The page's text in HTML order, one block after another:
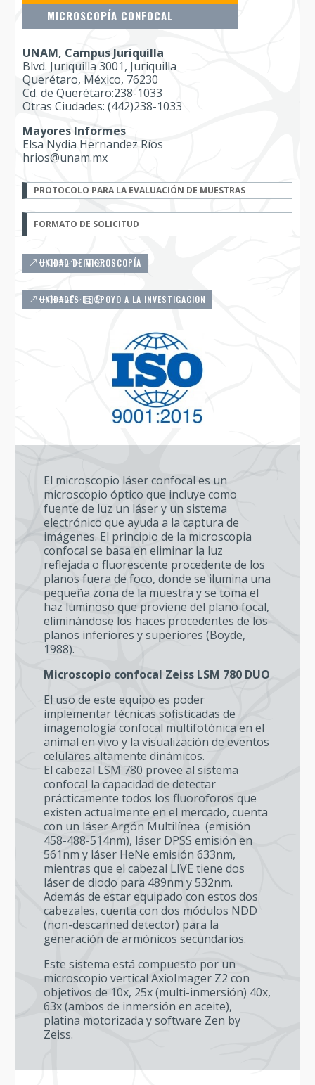
MICROSCOPÍA CONFOCAL
UNAM, Campus Juriquilla
Blvd. Juriquilla 3001, Juriquilla
Querétaro, México, 76230
Cd. de Querétaro:238-1033
Otras Ciudades: (442)238-1033
Mayores Informes
Elsa Nydia Hernandez Ríos
hrios@unam.mx
PROTOCOLO PARA LA EVALUACIÓN DE MUESTRAS
FORMATO DE SOLICITUD
UNIDAD DE MICROSCOPÍA
UNIDADES DE APOYO A LA INVESTIGACION
El microscopio láser confocal es un
microscopio óptico que incluye como
fuente de luz un láser y un sistema
electrónico que ayuda a la captura de
imágenes. El principio de la microscopia
confocal se basa en eliminar la luz
reflejada o fluorescente procedente de los
planos fuera de foco, donde se ilumina una
pequeña zona de la muestra y se toma el
haz luminoso que proviene del plano focal,
eliminándose los haces procedentes de los
planos inferiores y superiores (Boyde,
1988).
Microscopio confocal Zeiss LSM 780 DUO
El uso de este equipo es poder
implementar técnicas sofisticadas de
imagenología confocal multifotónica en el
animal en vivo y la visualización de eventos
celulares altamente dinámicos.
El cabezal LSM 780 provee al sistema
confocal la capacidad de detectar
prácticamente todos los fluoroforos que
existen actualmente en el mercado, cuenta
con un láser Argón Multilínea (emisión
458-488-514nm), láser DPSS emisión en
561nm y láser HeNe emisión 633nm,
mientras que el cabezal LIVE tiene dos
láser de diodo para 489nm y 532nm.
Además de estar equipado con estos dos
cabezales, cuenta con dos módulos NDD
(non-descanned detector) para la
generación de armónicos secundarios.
Este sistema está compuesto por un
microscopio vertical AxioImager Z2 con
objetivos de 10x, 25x (multi-inmersión) 40x,
63x (ambos de inmersión en aceite),
platina motorizada y software Zen by
Zeiss.